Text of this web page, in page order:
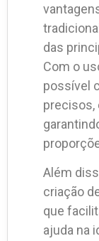
das
Com o
possível
precisos,
Além
criação
que
ajuda na